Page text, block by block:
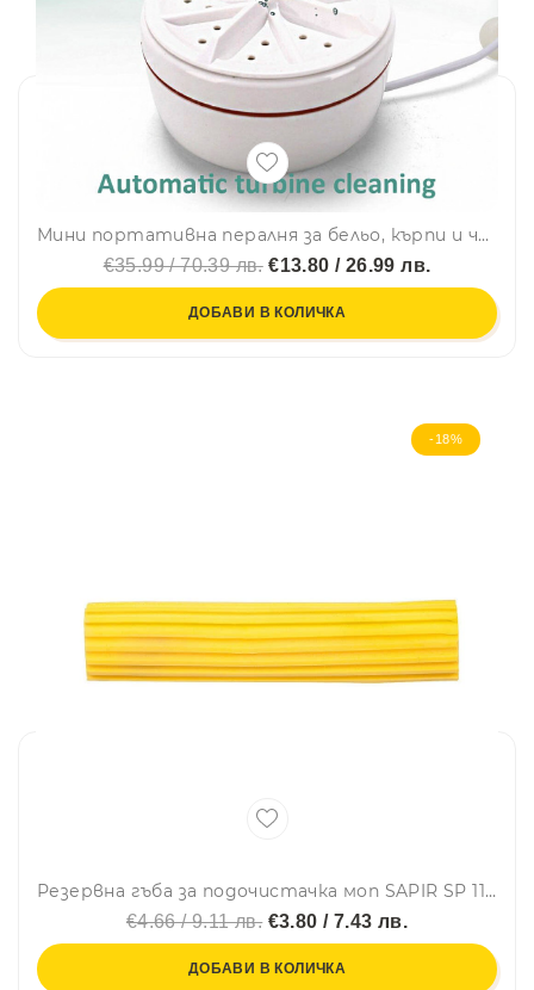
Мини портативна пералня за бельо, кърпи и чорапи M1004 - ТURBINE WASH
€35.99 / 70.39 лв.€13.80 / 26.99 лв.
ДОБАВИ В КОЛИЧКА
-18%
Резервна гъба за подочистачка моп SAPIR SP 1120 HE1, Жълт
€4.66 / 9.11 лв.€3.80 / 7.43 лв.
ДОБАВИ В КОЛИЧКА